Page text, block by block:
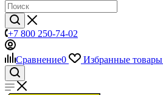
+7 800 250-74-02
Сравнение0 Избранные товары